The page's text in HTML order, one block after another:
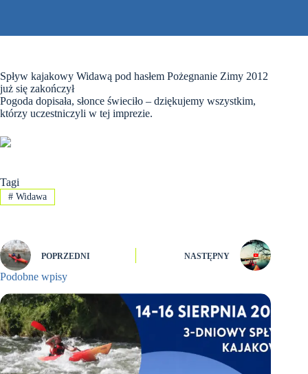
Spływ kajakowy Widawą pod hasłem Pożegnanie Zimy 2012
już się zakończył
Pogoda dopisała, słonce świeciło – dziękujemy wszystkim,
którzy uczestniczyli w tej imprezie.
Tagi
#Widawa
POPRZEDNI NASTĘPNY
Podobne wpisy